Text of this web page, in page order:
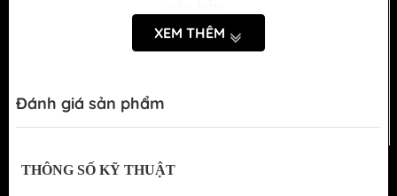
Tính năng nổi bật của tủ đồ khô hợp kim sơn
Bộ sản phẩm phụ kiện tủ bếp hợp kim sơn
nghệ Châu Âu với kiểu dáng hiện đại, sang
XEM THÊM
Đánh giá sản phẩm
THÔNG SỐ KỸ THUẬT